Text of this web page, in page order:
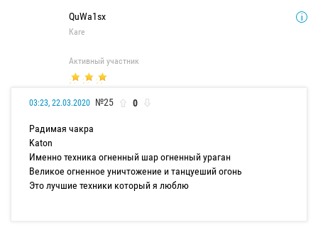
QuWa1sx
Каге
Активный участник
03:23, 22.03.2020 №25 0
Радимая чакра
Katon
Именно техника огненный шар огненный ураган
Великое огненное уничтожение и танцуеший огонь
Это лучшие техники который я люблю